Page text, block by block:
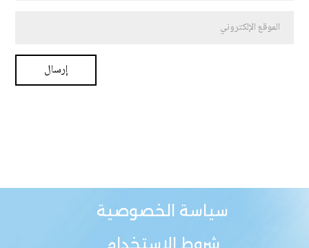
سياسة الخصوصية
شروط الاستخدام